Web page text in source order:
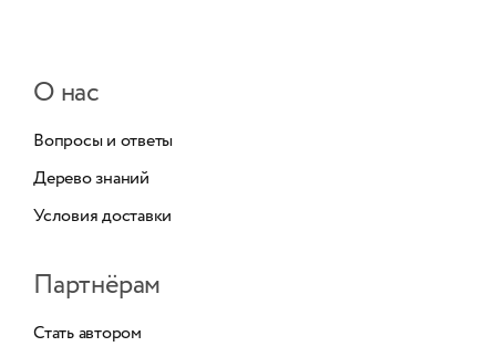
О нас
Вопросы и ответы
Дерево знаний
Условия доставки
Партнёрам
Стать автором